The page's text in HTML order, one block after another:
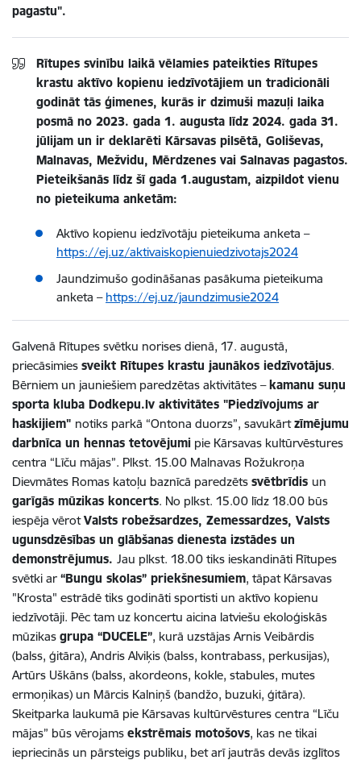
pagastu".
Rītupes svinību laikā vēlamies pateikties Rītupes
krastu aktīvo kopienu iedzīvotājiem un tradicionāli
godināt tās ģimenes, kurās ir dzimuši mazuļi laika
posmā no 2023. gada 1. augusta līdz 2024. gada 31.
jūlijam un ir deklarēti Kārsavas pilsētā, Goliševas,
Malnavas, Mežvidu, Mērdzenes vai Salnavas pagastos.
Pieteikšanās līdz šī gada 1.augustam, aizpildot vienu
no pieteikuma anketām:
Aktīvo kopienu iedzīvotāju pieteikuma anketa –
https://ej.uz/aktivaiskopienuiedzivotajs2024
Jaundzimušo godināšanas pasākuma pieteikuma
anketa – https://ej.uz/jaundzimusie2024
Galvenā Rītupes svētku norises dienā, 17. augustā,
priecāsimies sveikt Rītupes krastu jaunākos iedzīvotājus.
Bērniem un jauniešiem paredzētas aktivitātes –kamanu suņu
sporta kluba Dodkepu.lv aktivitātes "Piedzīvojums ar
haskijiem" notiks parkā “Ontona duorzs”, savukārtzīmējumu
darbnīca un hennas tetovējumi pie Kārsavas kultūrvēstures
centra “Līču mājas”. Plkst. 15.00 Malnavas Rožukroņa
Dievmātes Romas katoļu baznīcā paredzēts svētbrīdis un
garīgās mūzikas koncerts. No plkst. 15.00 līdz 18.00 būs
iespēja vērotValsts robežsardzes, Zemessardzes, Valsts
ugunsdzēsības un glābšanas dienesta izstādes un
demonstrējumus. Jau plkst. 18.00 tiks ieskandināti Rītupes
svētki ar “Bungu skolas” priekšnesumiem, tāpat Kārsavas
"Krosta" estrādē tiks godināti sportisti un aktīvo kopienu
iedzīvotāji. Pēc tam uz koncertu aicina latviešu ekoloģiskās
mūzikas grupa “DUCELE”, kurā uzstājas Arnis Veibārdis
(balss, ģitāra), Andris Alviķis (balss, kontrabass, perkusijas),
Artūrs Uškāns (balss, akordeons, kokle, stabules, mutes
ermoņikas) un Mārcis Kalniņš (bandžo, buzuki, ģitāra).
Skeitparka laukumā pie Kārsavas kultūrvēstures centra “Līču
mājas” būs vērojams ekstrēmais motošovs, kas ne tikai
iepriecinās un pārsteigs publiku, bet arī jautrās devās izglītos